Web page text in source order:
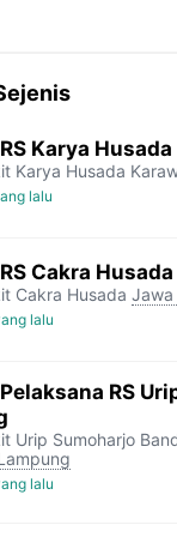
Karya
Karya Husada
lalu
Cakra
Cakra Husada Jawa
lalu
RS
Urip Sumoharjo
lalu